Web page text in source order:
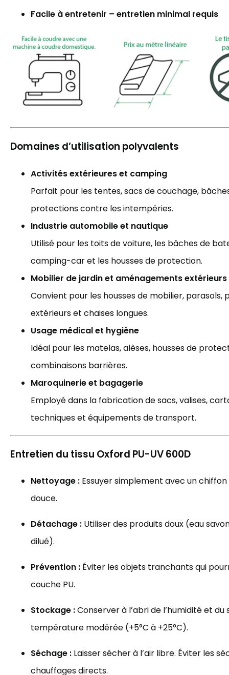
Facile à entretenir – entretien minimal requis
Domaines d’utilisation polyvalents
Activités extérieures et camping
Parfait pour les tentes, sacs de couchage,
protections contre les intempéries.
Industrie automobile et nautique
Utilisé pour les toits de voiture, les bâches de
camping-car et les housses de protection.
Mobilier de jardin et aménagements extérieurs
Convient pour les housses de mobilier, parasols,
extérieurs et chaises longues.
Usage médical et hygiène
Idéal pour les matelas, alèses, housses de
combinaisons barrières.
Maroquinerie et bagagerie
Employé dans la fabrication de sacs, valises,
techniques et équipements de transport.
Entretien du tissu Oxford PU-UV 600D
Nettoyage : Essuyer simplement avec un
douce.
Détachage : Utiliser des produits doux (eau
dilué).
Prévention : Éviter les objets tranchants qui
couche PU.
Stockage :Conserver à l’abri de l’humidité et du
température modérée (+5°C à +25°C).
Séchage : Laisser sécher à l’air libre. Éviter les
chauffages directs.